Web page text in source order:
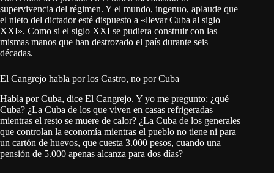
supervivencia del régimen. Y el mundo, ingenuo, aplaude que
el nieto del dictador esté dispuesto a «llevar Cuba al siglo
XXI». Como si el siglo XXI se pudiera construir con las
mismas manos que han destrozado el país durante seis
décadas.
El Cangrejo habla por los Castro, no por Cuba
Habla por Cuba, dice El Cangrejo. Y yo me pregunto: ¿qué
Cuba? ¿La Cuba de los que viven en casas refrigeradas
mientras el resto se muere de calor? ¿La Cuba de los generales
que controlan la economía mientras el pueblo no tiene ni para
un cartón de huevos, que cuesta 3.000 pesos, cuando una
pensión de 5.000 apenas alcanza para dos días?